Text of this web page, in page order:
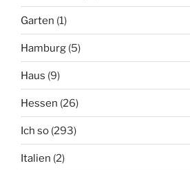
Garten (1)
Hamburg (5)
Haus (9)
Hessen (26)
Ich so (293)
Italien (2)